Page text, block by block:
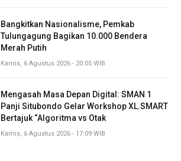
Bangkitkan Nasionalisme, Pemkab
Tulungagung Bagikan 10.000 Bendera
Merah Putih
Kamis, 6 Agustus 2026 - 20:05 WIB
Mengasah Masa Depan Digital: SMAN 1
Panji Situbondo Gelar Workshop XL.SMART
Bertajuk “Algoritma vs Otak
Kamis, 6 Agustus 2026 - 17:09 WIB